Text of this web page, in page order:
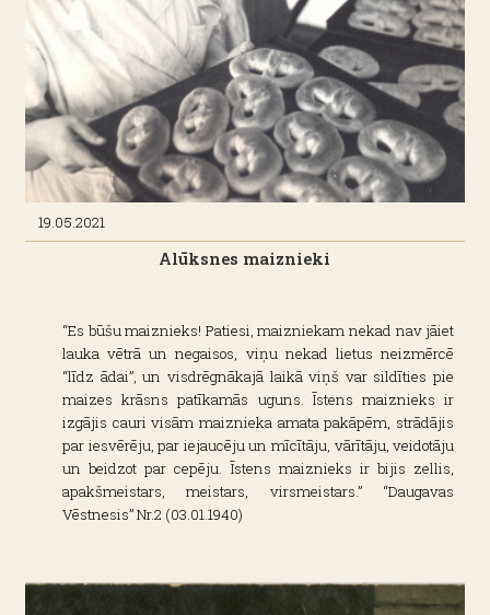
19.05.2021
Alūksnes maiznieki
“Es būšu maiznieks! Patiesi, maizniekam nekad nav jāiet
lauka vētrā un negaisos, viņu nekad lietus neizmērcē
“līdz ādai”, un visdrēgnākajā laikā viņš var sildīties pie
maizes krāsns patīkamās uguns. Īstens maiznieks ir
izgājis cauri visām maiznieka amata pakāpēm, strādājis
par iesvērēju, par iejaucēju un mīcītāju, vārītāju, veidotāju
un beidzot par cepēju. Īstens maiznieks ir bijis zellis,
apakšmeistars, meistars, virsmeistars.” “Daugavas
Vēstnesis” Nr.2 (03.01.1940)